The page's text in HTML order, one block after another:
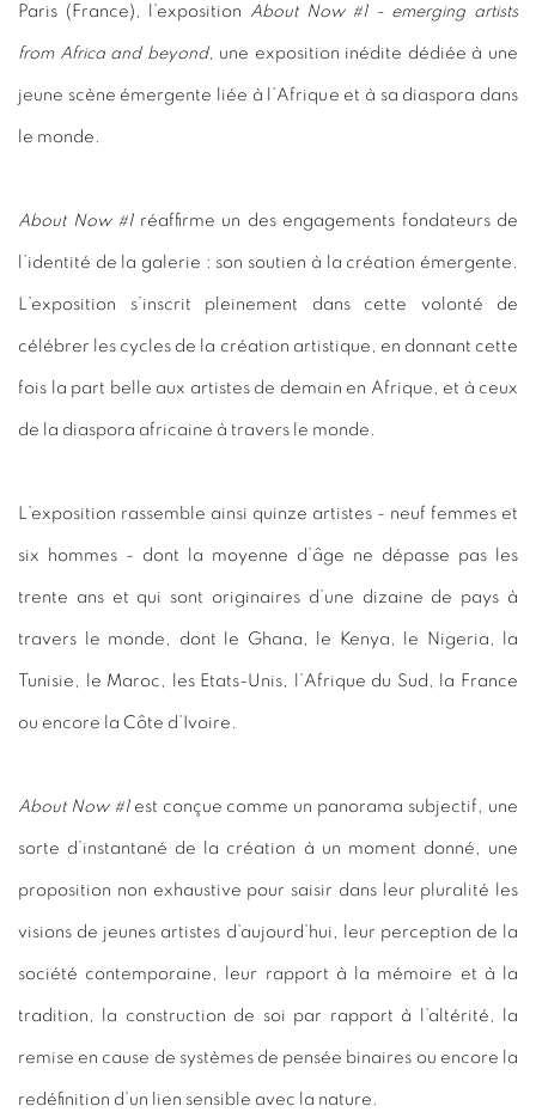
Paris (France), l’exposition About Now #1 - emerging artists
from Africa and beyond, une exposition inédite dédiée à une
jeune scène émergente liée à l’Afrique et à sa diaspora dans
le monde.
About Now #1réaffirme un des engagements fondateurs de
l’identité de la galerie : son soutien à la création émergente.
L’exposition s’inscrit pleinement dans cette volonté de
célébrer les cycles de la création artistique, en donnant cette
fois la part belle aux artistes de demain en Afrique, et à ceux
de la diaspora africaine à travers le monde.
L’exposition rassemble ainsi quinze artistes - neuf femmes et
six hommes - dont la moyenne d’âge ne dépasse pas les
trente ans et qui sont originaires d’une dizaine de pays à
travers le monde, dont le Ghana, le Kenya, le Nigeria, la
Tunisie, le Maroc, les Etats-Unis, l’Afrique du Sud, la France
ou encore la Côte d’Ivoire.
About Now #1est conçue comme un panorama subjectif, une
sorte d’instantané de la création à un moment donné, une
proposition non exhaustive pour saisir dans leur pluralité les
visions de jeunes artistes d’aujourd’hui, leur perception de la
société contemporaine, leur rapport à la mémoire et à la
tradition, la construction de soi par rapport à l’altérité, la
remise en cause de systèmes de pensée binaires ou encore la
redéfinition d’un lien sensible avec la nature.